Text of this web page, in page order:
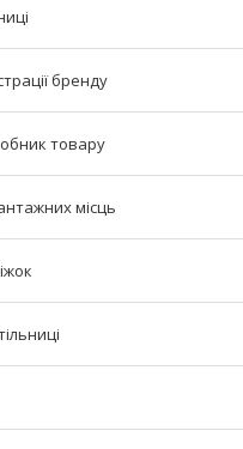
бренду
товару
місць